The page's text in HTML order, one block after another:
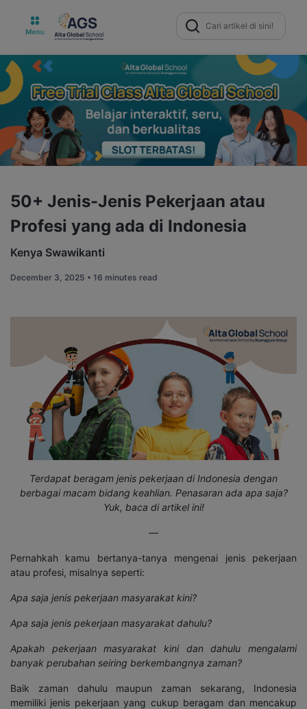
Search
for:
50+ Jenis-Jenis Pekerjaan atau
Profesi yang ada di Indonesia
Kenya Swawikanti
December 3, 2025 • 16 minutes read
Terdapat beragam jenis pekerjaan di Indonesia dengan
berbagai macam bidang keahlian. Penasaran ada apa saja?
Yuk, baca di artikel ini!
—
Pernahkah kamu bertanya-tanya mengenai jenis pekerjaan
atau profesi, misalnya seperti:
Apa saja jenis pekerjaan masyarakat kini?
Apa saja jenis pekerjaan masyarakat dahulu?
Apakah pekerjaan masyarakat kini dan dahulu mengalami
banyak perubahan seiring berkembangnya zaman?
Baik zaman dahulu maupun zaman sekarang, Indonesia
memiliki jenis pekerjaan yang cukup beragam dan mencakup